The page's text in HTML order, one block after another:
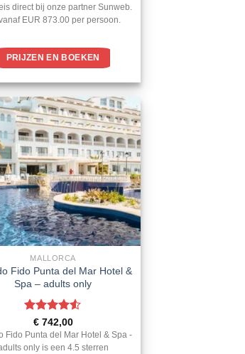
direct bij onze partner Sunweb.
EUR 873.00 per persoon.
PRIJZEN EN BOEKEN
MALLORCA
Fido Punta del Mar Hotel &
Spa – adults only
Gewaardeerd
4.5uit 5
€742,00
Fido Punta del Mar Hotel & Spa -
only is een 4.5 sterren